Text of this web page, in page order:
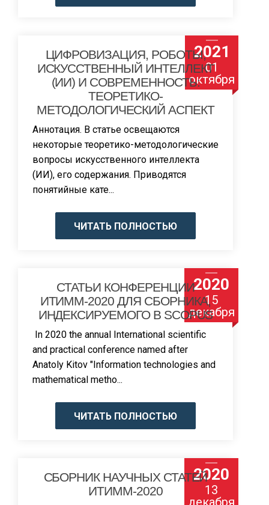
2021
01
октября
ЦИФРОВИЗАЦИЯ, РОБОТЫ,
ИСКУССТВЕННЫЙ ИНТЕЛЛЕКТ
(ИИ) И СОВРЕМЕННОСТЬ:
ТЕОРЕТИКО-
МЕТОДОЛОГИЧЕСКИЙ АСПЕКТ
Аннотация. В статье освещаются
некоторые теоретико-методологические
вопросы искусственного интеллекта
(ИИ), его содержания. Приводятся
понятийные кате...
ЧИТАТЬ ПОЛНОСТЬЮ
2020
15
декабря
СТАТЬИ КОНФЕРЕНЦИИ
ИТИММ-2020 ДЛЯ СБОРНИКА,
ИНДЕКСИРУЕМОГО В SCOPUS
In 2020 the annual International scientific
and practical conference named after
Anatoly Kitov "Information technologies and
mathematical metho...
ЧИТАТЬ ПОЛНОСТЬЮ
2020
13
декабря
СБОРНИК НАУЧНЫХ СТАТЕЙ
ИТИММ-2020